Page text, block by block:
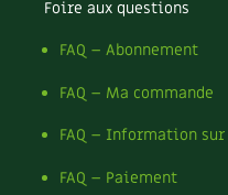
Plants
Plastique
Poireau
Pollinisation
Pollution
Pomme
Foire aux questions
FAQ – Abonnement
FAQ – Ma commande
FAQ – Information
FAQ – Paiement